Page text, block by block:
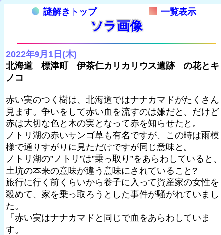
謎解きトップ 一覧表示
ソラ画像
2022年9月1日(木)
北海道 標津町 伊茶仁カリカリウス遺跡 の花とキ
ノコ
赤い実のつく樹は、北海道ではナナカマドがたくさん
見ます。争いをして赤い血を流すのは嫌だと、だけど
赤は大切な色と木の実となって赤を知らせたと。
ノトリ湖の赤いサンゴ草も有名ですが、この時は雨模
様で通りすがりに見ただけですが同じ意味と。
ノトリ湖の”ノトリ”は”乗っ取り”をあらわしていると
土坑の本来の意味が違う意味にされていること?
旅行に行く前くらいから養子に入って資産家の女性を
殺めて、家を乗っ取ろうとした事件が騒がれていまし
た。
「赤い実はナナカマドと同じで血をあらわしていま
す。